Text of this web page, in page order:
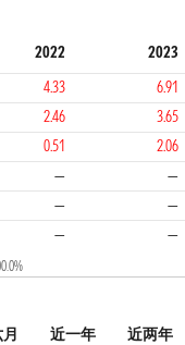
2022
2023
4.33
6.91
2.46
3.65
0.51
2.06
—
—
—
—
— —
近一年
近两年